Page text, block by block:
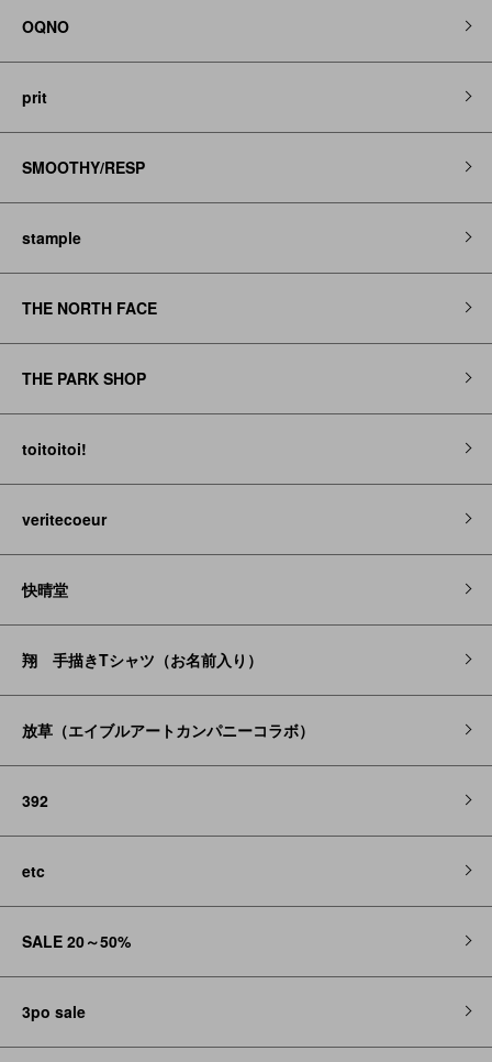
OQNO
prit
SMOOTHY/RESP
stample
THE NORTH FACE
THE PARK SHOP
toitoitoi!
veritecoeur
快晴堂
翔 手描きTシャツ（お名前入り）
放草（エイブルアートカンパニーコラボ）
392
etc
SALE 20～50%
3po sale